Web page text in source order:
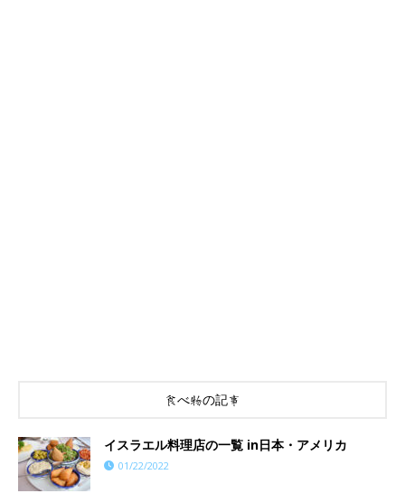
食べ物の記事
イスラエル料理店の一覧 in日本・アメリカ
01/22/2022